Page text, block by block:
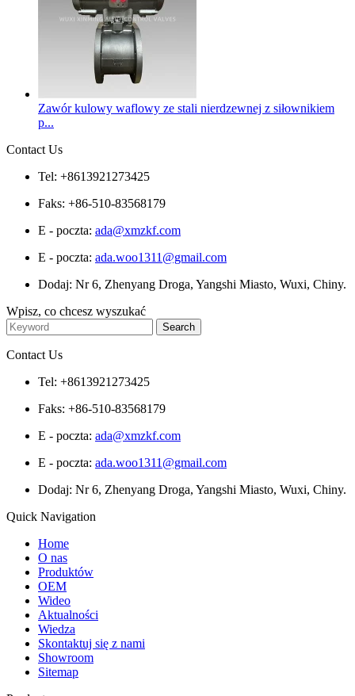
Zawór kulowy waflowy ze stali nierdzewnej z siłownikiem
p...
Contact Us
Tel: +8613921273425
Faks: +86-510-83568179
E - poczta: ada@xmzkf.com
E - poczta: ada.woo1311@gmail.com
Dodaj: Nr 6, Zhenyang Droga, Yangshi Miasto, Wuxi, Chiny.
Wpisz, co chcesz wyszukać
Contact Us
Tel: +8613921273425
Faks: +86-510-83568179
E - poczta: ada@xmzkf.com
E - poczta: ada.woo1311@gmail.com
Dodaj: Nr 6, Zhenyang Droga, Yangshi Miasto, Wuxi, Chiny.
Quick Navigation
Home
O nas
Produktów
OEM
Wideo
Aktualności
Wiedza
Skontaktuj się z nami
Showroom
Sitemap